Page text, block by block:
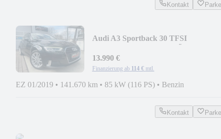
Kontakt
Audi A3 Sportback 30 TFSI
13.990 €
Finanzierung ab 114 € mtl.
EZ 01/2019 • 141.670 km • 85 kW (116 PS) • Benzin
Kontakt